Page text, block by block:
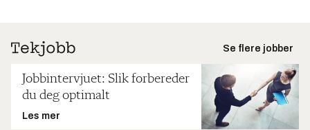
Se flere jobber
Jobbintervjuet: Slik forbereder
du deg optimalt
Les mer